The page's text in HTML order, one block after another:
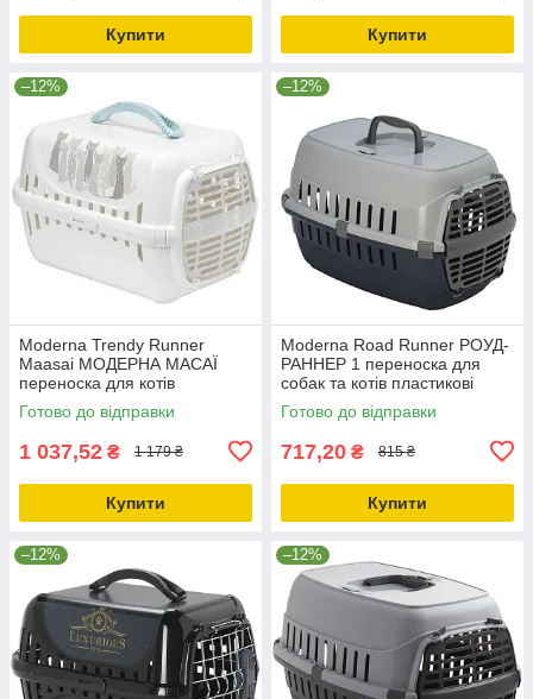
Купити Купити
–12%
Moderna Trendy Runner
Maasai МОДЕРНА МАСАЇ
переноска для котів
пластикові дверцята
50х32х34.5см Сіро-білий
Готово до відправки
1 037,52 ₴ 1 179 ₴
Купити
–12%
Moderna Road Runner РОУД-
РАННЕР 1 переноска для
собак та котів пластикові
двері 48.6х32.3х30.3 см
Чорничний
Готово до відправки
717,20 ₴ 815 ₴
Купити
–12% –12%